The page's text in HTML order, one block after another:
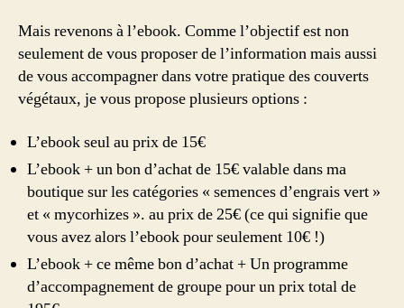
Mais revenons à l’ebook. Comme l’objectif est non
seulement de vous proposer de l’information mais aussi
de vous accompagner dans votre pratique des couverts
végétaux, je vous propose plusieurs options :
L’ebook seul au prix de 15€
L’ebook + un bon d’achat de 15€ valable dans ma
boutique sur les catégories « semences d’engrais vert »
et « mycorhizes ». au prix de 25€ (ce qui signifie que
vous avez alors l’ebook pour seulement 10€ !)
L’ebook + ce même bon d’achat + Un programme
d’accompagnement de groupe pour un prix total de